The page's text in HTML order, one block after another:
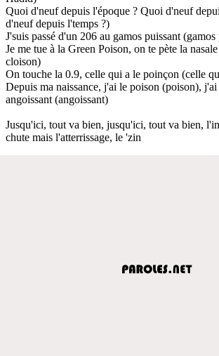
Quoi d'neuf depuis l'époque ? Quoi d'neuf
d'neuf depuis l'temps ?)
J'suis passé d'un 206 au gamos puissant (gamos
Je me tue à la Green Poison, on te pète la
cloison)
On touche la 0.9, celle qui a le poinçon (celle
Depuis ma naissance, j'ai le poison (poison),
angoissant (angoissant)
Jusqu'ici, tout va bien, jusqu'ici, tout va bien,
chute mais l'atterrissage, le 'zin